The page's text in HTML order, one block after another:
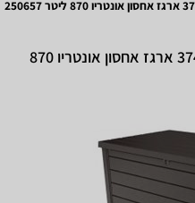
‏ארגז אחסון ‏כתר פלסטיק 3746550 ארגז אחסון אונטריו 870